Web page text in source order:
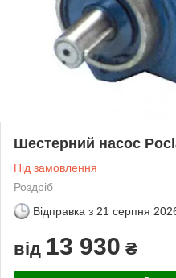
Шестерний насос
Під замовлення
Роздріб
Відправка з 21 серпня
від 13 930 ₴